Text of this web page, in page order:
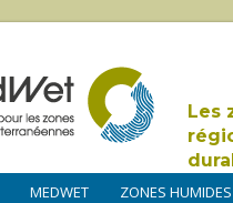
Les
MEDWET ZONES HUMIDES